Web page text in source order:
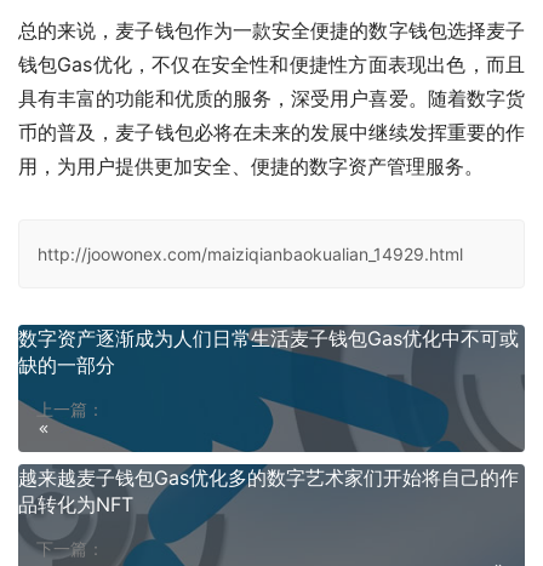
总的来说，麦子钱包作为一款安全便捷的数字钱包选择麦子
钱包Gas优化，不仅在安全性和便捷性方面表现出色，而且
具有丰富的功能和优质的服务，深受用户喜爱。随着数字货
币的普及，麦子钱包必将在未来的发展中继续发挥重要的作
用，为用户提供更加安全、便捷的数字资产管理服务。
http://joowonex.com/maiziqianbaokualian_14929.html
上一篇：
数字资产逐渐成为人们日常生活麦子钱包Gas优化中不可或
缺的一部分
下一篇：
越来越麦子钱包Gas优化多的数字艺术家们开始将自己的作
品转化为NFT